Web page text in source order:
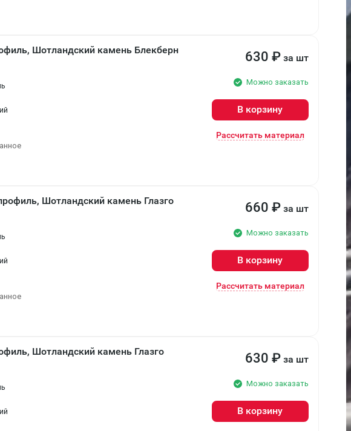
Шотландский камень Блекберн 630 ₽ за шт
Можно заказать
В корзину
Рассчитать материал
Шотландский камень Глазго 660 ₽ за шт
Можно заказать
В корзину
Рассчитать материал
Шотландский камень Глазго 630 ₽ за шт
Можно заказать
В корзину